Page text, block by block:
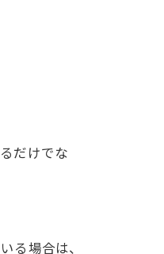
だけでな
る場合は、